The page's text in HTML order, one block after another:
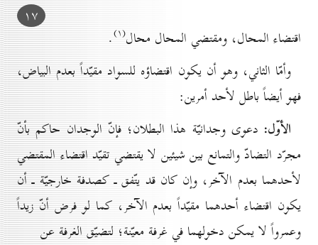
۱۷
اقتضاء المحال، ومقتضي المحال محال(۱) .
وأمّا الثاني، وهو أن يكون اقتضاؤه للسواد مقيّداً بعدم البياض،
فهو أيضاً باطل لأحد أمرين:
الأوّل: دعوى وجدانيّة هذا البطلان؛ فإنّ الوجدان حاكم بأنّ
مجرّد التضادّ والتمانع بين شيئين لا يقتضي تقيّد اقتضاء المقتضي
لأحدهما بعدم الآخر، وإن كان قد يتّفق ـ كصدفة خارجيّة ـ أن
يكون اقتضاء أحدهما مقيّداً بعدم الآخر، كما لو فرض أنّ زيداً
وعمرواً لا يمكن دخولهما في غرفة معيّنة؛ لتضيّق الغرفة عن